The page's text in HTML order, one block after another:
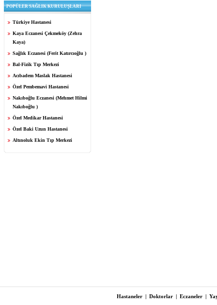
POPÜLER SAĞLIK KURULUŞLARI
Türkiye Hastanesi
Kaya Eczanesi Çekmeköy (Zehra
Kaya)
Sağlık Eczanesi (Ferit Katırcıoğlu )
Bal-Fizik Tıp Merkezi
Acıbadem Maslak Hastanesi
Özel Pembemavi Hastanesi
Nakıboğlu Eczanesi (Mehmet Hilmi
Nakıboğlu )
Özel Medikar Hastanesi
Özel Baki Uzun Hastanesi
Altınoluk Ekin Tıp Merkezi
Hastaneler | Doktorlar | Eczaneler |